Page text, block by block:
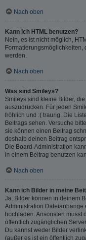
Nach oben
Kann ich HTML benutzen?
Nein, es ist nicht möglich,
Formatierungsmöglichkeiten,
werden.
Nach oben
Was sind Smileys?
Smileys sind kleine Bilder,
auszudrücken. Für jeden
fröhlich und :( traurig. Die
Beitrags sehen. Versuche
sie können einen Beitrag
deshalb deinen Beitrag
Die Board-Administration
in einem Beitrag benutzen
Nach oben
Kann ich Bilder in meine
Ja, Bilder können in deinem
Administration Dateianhänge
hochladen. Ansonsten musst
öffentlich zugänglichen
Du kannst weder Bilder
(außer es ist ein öffentlich